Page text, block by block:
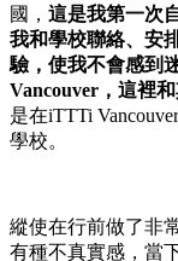
國， 這是我第一次
我和學校聯絡、安
驗，使我不會感到
Vancouver，這裡
是在iTTTi
學校。
縱使在行前做了非
有種不真實感，當